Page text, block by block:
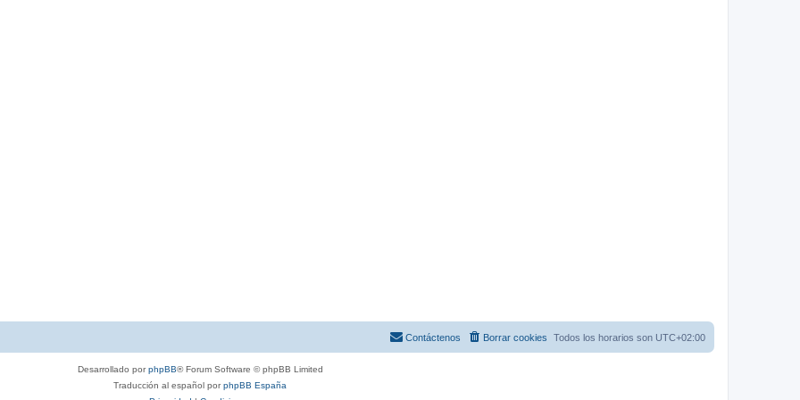
Todos los horarios son UTC+02:00
Borrar cookies
Contáctenos
Desarrollado porphpBB® Forum Software © phpBB Limited
Traducción al español porphpBB España